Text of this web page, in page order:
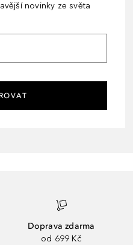
novinky ze světa
Doprava zdarma
od 699 Kč